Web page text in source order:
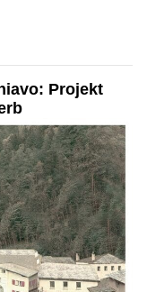
Projekt